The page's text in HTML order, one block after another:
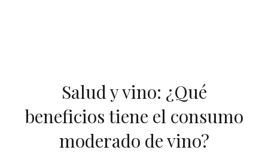
Salud y vino: ¿Qué
beneficios tiene el consumo
moderado de vino?